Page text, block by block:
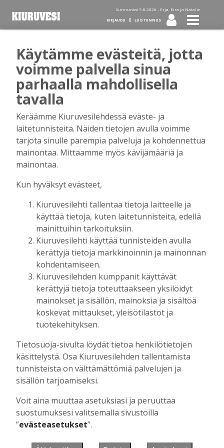
Sunnuntai 9.8.2026 - Erja, Eira ja Natalie
KIRJAUDU LUO TUNNUS
Tilaa Kiuruvesi-lehti diginä
tai kotiinkannettuna!
Kirjaudu
Sähköposti
Salasana
Muista minut
Unohtuiko salasana?
se tästä.
Käyntiosoite :
Kiuruvesi Lehti oy
Niemistenkatu 4
Kiuruvesi
Käytämme evästeitä, jotta
voimme palvella sinua
parhaalla mahdollisella
tavalla
Keräämme Kiuruvesilehdessä eväste- ja
laitetunnisteita. Näiden tietojen avulla voimme
tarjota sinulle parempia palveluja ja kohdennettua
mainontaa. Mittaamme myös kävijämääriä ja
mainontaa.
Kun hyväksyt evästeet,
Kiuruvesilehti tallentaa tietoja laitteelle ja
käyttää tietoja, kuten laitetunnisteita, edellä
mainittuihin tarkoituksiin.
Kiuruvesilehti käyttää tunnisteiden avulla
kerättyjä tietoja markkinoinnin ja mainonnan
kohdentamiseen.
Kiuruvesilehden kumppanit käyttävät
kerättyjä tietoja toteuttaakseen yksilöidyt
mainokset ja sisällön, mainoksia ja sisältöä
koskevat mittaukset, yleisötilastot ja
tuotekehityksen.
Tietosuoja-sivulta löydät tietoa henkilötietojen
käsittelystä. Osa Kiuruvesilehden tallentamista
tunnisteista on välttämättömiä palvelujen ja
sisällön tarjoamiseksi.
Voit aina muuttaa asetuksiasi ja peruuttaa
suostumuksesi valitsemalla sivustoilla
”evästeasetukset”.